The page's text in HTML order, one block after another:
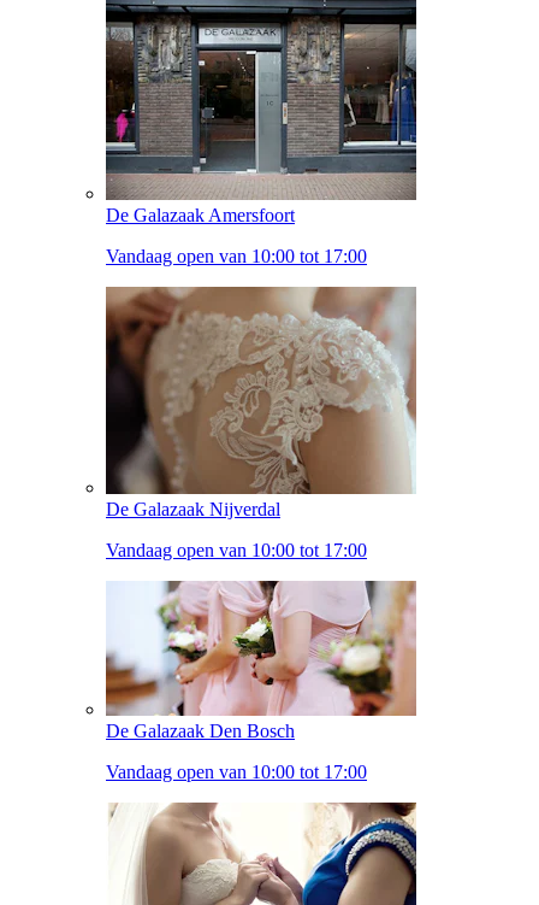
De Galazaak Amersfoort
Vandaag open van 10:00 tot 17:00
De Galazaak Nijverdal
Vandaag open van 10:00 tot 17:00
De Galazaak Den Bosch
Vandaag open van 10:00 tot 17:00